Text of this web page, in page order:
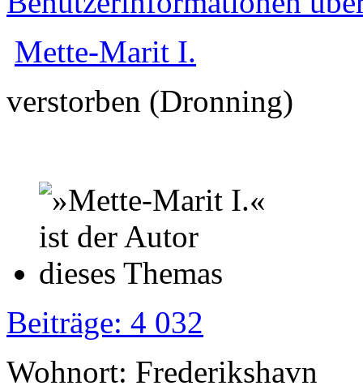
Mette-Marit I.
verstorben (Dronning)
Beiträge: 4 032
Wohnort: Frederikshavn